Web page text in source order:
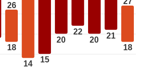
26
18
14 15
20
22
20 21
18